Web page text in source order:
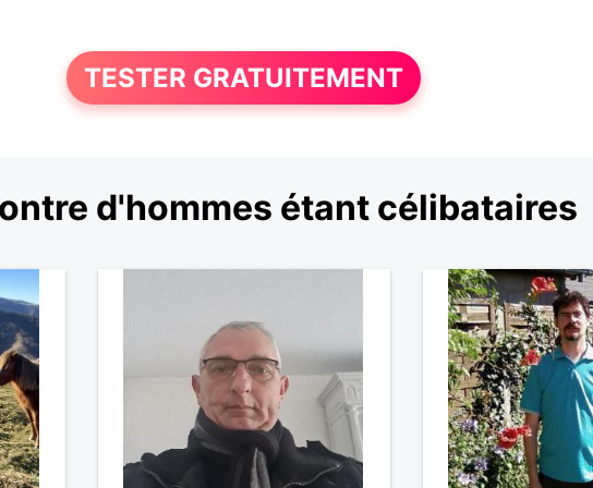
TESTER GRATUITEMENT
d'hommes étant célibataires